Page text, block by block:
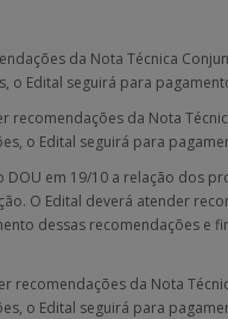
da Nota Técnica
o Edital seguirá para
recomendações da Nota
o Edital seguirá para
DOU em 19/10 a relação dos
O Edital deverá atender
dessas recomendações e
recomendações da Nota
o Edital seguirá para